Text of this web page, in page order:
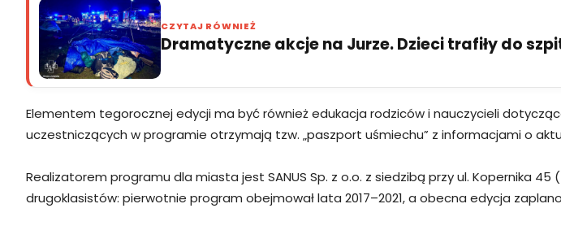
CZYTAJ RÓWNIEŻ
Dramatyczne akcje na Jurze. Dzieci trafiły do
Elementem tegorocznej edycji ma być również edukacja rodziców i nauczycieli
uczestniczących w programie otrzymają tzw. „paszport uśmiechu” z informacjami o
Realizatorem programu dla miasta jest SANUS Sp. z o.o. z siedzibą przy ul. Kopernika
drugoklasistów: pierwotnie program obejmował lata 2017–2021, a obecna edycja